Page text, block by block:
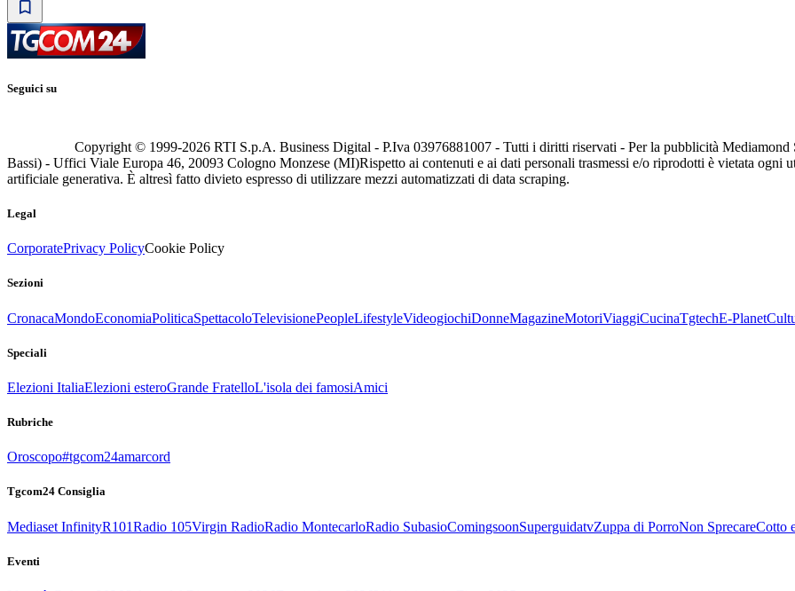
Seguici su
Copyright © 1999-2026 RTI S.p.A. Business Digital - P.Iva 03976881007 - Tutti i diritti riservati - Per la pubblicità
Bassi) - Uffici Viale Europa 46, 20093 Cologno Monzese (MI)Rispetto ai contenuti e ai dati personali trasmessi e/o riprodotti è vietata ogni
artificiale generativa. È altresì fatto divieto espresso di utilizzare mezzi automatizzati di data scraping.
Legal
CorporatePrivacy PolicyCookie Policy
Sezioni
CronacaMondoEconomiaPoliticaSpettacoloTelevisionePeopleLifestyleVideogiochiDonneMagazineMotoriViaggiCucinaTgtechE-Planet
Speciali
Elezioni ItaliaElezioni esteroGrande FratelloL'isola dei famosiAmici
Rubriche
Oroscopo#tgcom24amarcord
Tgcom24 Consiglia
Mediaset InfinityR101Radio 105Virgin RadioRadio MontecarloRadio SubasioComingsoonSuperguidatvZuppa di PorroNon SprecareCotto
Eventi